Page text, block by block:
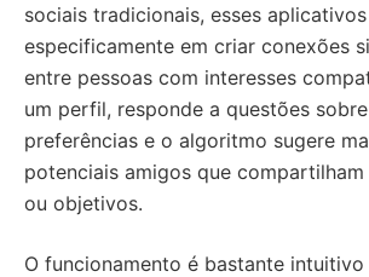
sociais tradicionais, esses
especificamente em criar conexões
entre pessoas com interesses
um perfil, responde a questões
preferências e o algoritmo sugere
potenciais amigos que compartilham
ou objetivos.
O funcionamento é bastante intuitivo